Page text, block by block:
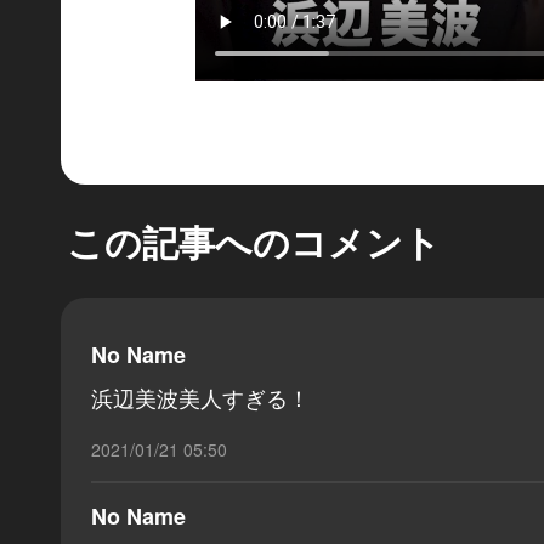
この記事へのコメント
No Name
浜辺美波美人すぎる！
2021/01/21 05:50
No Name